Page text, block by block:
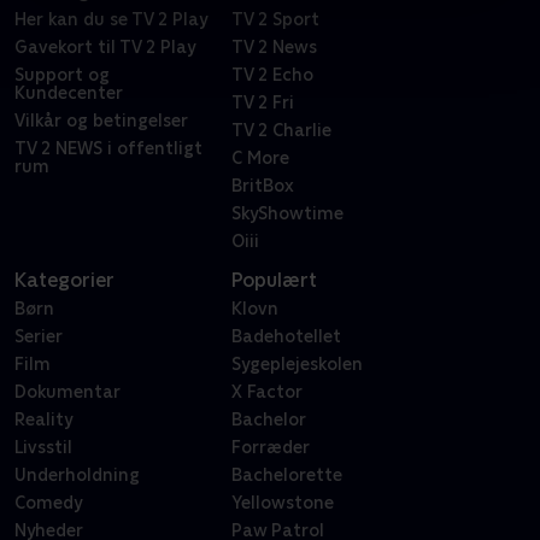
Her kan du se TV 2 Play
Gavekort til TV 2 Play
Support og
Kundecenter
Vilkår og betingelser
TV 2 NEWS i offentligt
rum
TV 2 Sport
TV 2 News
TV 2 Echo
TV 2 Fri
TV 2 Charlie
C More
BritBox
SkyShowtime
Oiii
Kategorier
Børn
Serier
Film
Dokumentar
Reality
Livsstil
Underholdning
Comedy
Nyheder
Populært
Klovn
Badehotellet
Sygeplejeskolen
X Factor
Bachelor
Forræder
Bachelorette
Yellowstone
Paw Patrol